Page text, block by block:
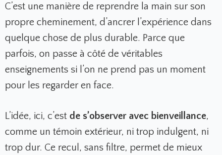
C’est une manière de reprendre la main sur son
propre cheminement, d’ancrer l’expérience dans
quelque chose de plus durable. Parce que
parfois, on passe à côté de véritables
enseignements si l’on ne prend pas un moment
pour les regarder en face.
L’idée, ici, c’est de s’observer avec bienveillance,
comme un témoin extérieur, ni trop indulgent, ni
trop dur. Ce recul, sans filtre, permet de mieux